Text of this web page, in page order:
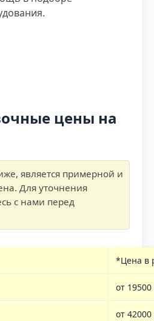
цены на
является примерной и
Для уточнения
с нами перед
*Цена в
от 19500
от 42000